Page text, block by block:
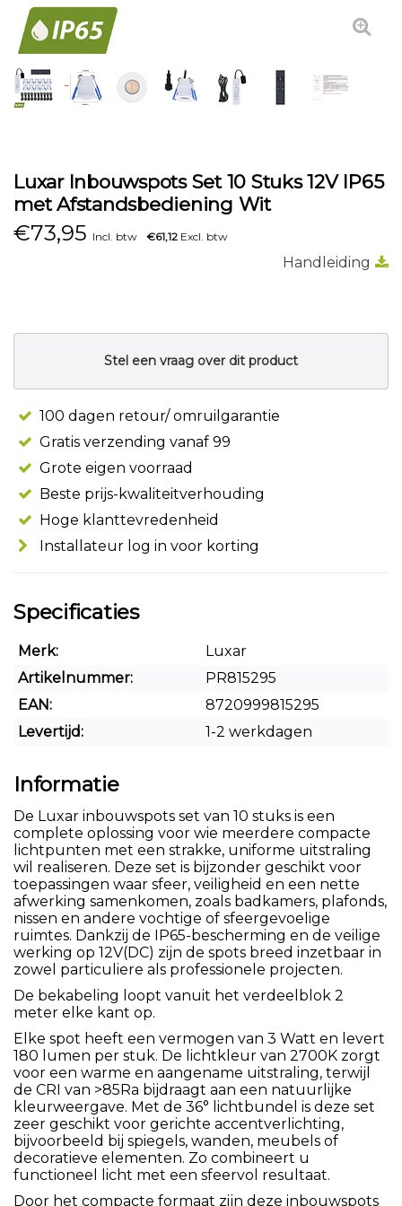
Luxar Inbouwspots Set 10 Stuks 12V IP65
met Afstandsbediening Wit
€73,95 Incl. btw €61,12 Excl. btw
Handleiding
Stel een vraag over dit product
100 dagen retour/ omruilgarantie
Gratis verzending vanaf 99
Grote eigen voorraad
Beste prijs-kwaliteitverhouding
Hoge klanttevredenheid
Installateur log in voor korting
Specificaties
Merk:
Luxar
Artikelnummer:
PR815295
EAN:
8720999815295
Levertijd:
1-2 werkdagen
Informatie
De Luxar inbouwspots set van 10 stuks is een
complete oplossing voor wie meerdere compacte
lichtpunten met een strakke, uniforme uitstraling
wil realiseren. Deze set is bijzonder geschikt voor
toepassingen waar sfeer, veiligheid en een nette
afwerking samenkomen, zoals badkamers, plafonds,
nissen en andere vochtige of sfeergevoelige
ruimtes. Dankzij de IP65-bescherming en de veilige
werking op 12V(DC) zijn de spots breed inzetbaar in
zowel particuliere als professionele projecten.
De bekabeling loopt vanuit het verdeelblok 2
meter elke kant op.
Elke spot heeft een vermogen van 3 Watt en levert
180 lumen per stuk. De lichtkleur van 2700K zorgt
voor een warme en aangename uitstraling, terwijl
de CRI van >85Ra bijdraagt aan een natuurlijke
kleurweergave. Met de 36° lichtbundel is deze set
zeer geschikt voor gerichte accentverlichting,
bijvoorbeeld bij spiegels, wanden, meubels of
decoratieve elementen. Zo combineert u
functioneel licht met een sfeervol resultaat.
Door het compacte formaat zijn deze inbouwspots